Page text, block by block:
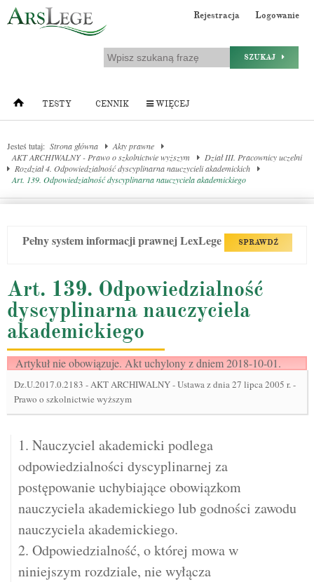
Rejestracja Logowanie
SZUKAJ
TESTY CENNIK WIĘCEJ
Jesteś tutaj: Strona główna
Akty prawne
AKT ARCHIWALNY - Prawo o szkolnictwie wyższym
Dział III. Pracownicy uczelni
Rozdział 4. Odpowiedzialność dyscyplinarna nauczycieli akademickich
Art. 139. Odpowiedzialność dyscyplinarna nauczyciela akademickiego
Pełny system informacji prawnej LexLege SPRAWDŹ
Art. 139. Odpowiedzialność
dyscyplinarna nauczyciela
akademickiego
Artykuł nie obowiązuje. Akt uchylony z dniem 2018-10-01.
Dz.U.2017.0.2183 -AKT ARCHIWALNY - Ustawa z dnia 27 lipca 2005 r. -
Prawo o szkolnictwie wyższym
1. Nauczyciel akademicki podlega
odpowiedzialności dyscyplinarnej za
postępowanie uchybiające obowiązkom
nauczyciela akademickiego lub godności zawodu
nauczyciela akademickiego.
2. Odpowiedzialność, o której mowa w
niniejszym rozdziale, nie wyłącza